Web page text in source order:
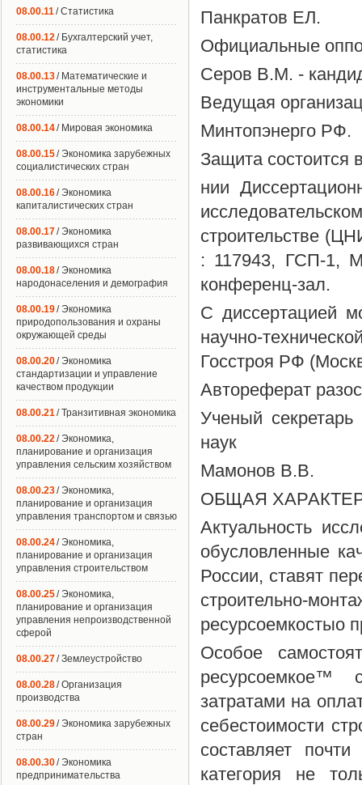
Панкратов ЕЛ.
Официальные
Серов В.М. -
Ведущая
Минтопэнерго РФ.
Защита состоится
нии
строительстве
: 117943, ГСП-1,
конференц-зал.
С диссертацией
научно-
Госстроя РФ
Автореферат
Ученый секретарь
наук
Мамонов В.В.
ОБЩАЯ
Актуальность
обусловленные
России, ставят
строительно-
ресурсоемкостыо
Особое
ресурсоемкое™
затратами на
себестоимости
составляет
категория не
08.00.11/ Статистика
08.00.12/ Бухгалтерский учет,
статистика
08.00.13/ Математические и
инструментальные методы
экономики
08.00.14/ Мировая экономика
08.00.15/ Экономика зарубежных
социалистических стран
08.00.16/ Экономика
капиталистических стран
08.00.17/ Экономика
развивающихся стран
08.00.18/ Экономика
народонаселения и демография
08.00.19/ Экономика
природопользования и охраны
окружающей среды
08.00.20/ Экономика
стандартизации и управление
качеством продукции
08.00.21/ Транзитивная экономика
08.00.22/ Экономика,
планирование и организация
управления сельским хозяйством
08.00.23/ Экономика,
планирование и организация
управления транспортом и связью
08.00.24/ Экономика,
планирование и организация
управления строительством
08.00.25/ Экономика,
планирование и организация
управления непроизводственной
сферой
08.00.27/ Землеустройство
08.00.28/ Организация
производства
08.00.29/ Экономика зарубежных
стран
08.00.30/ Экономика
предпринимательства